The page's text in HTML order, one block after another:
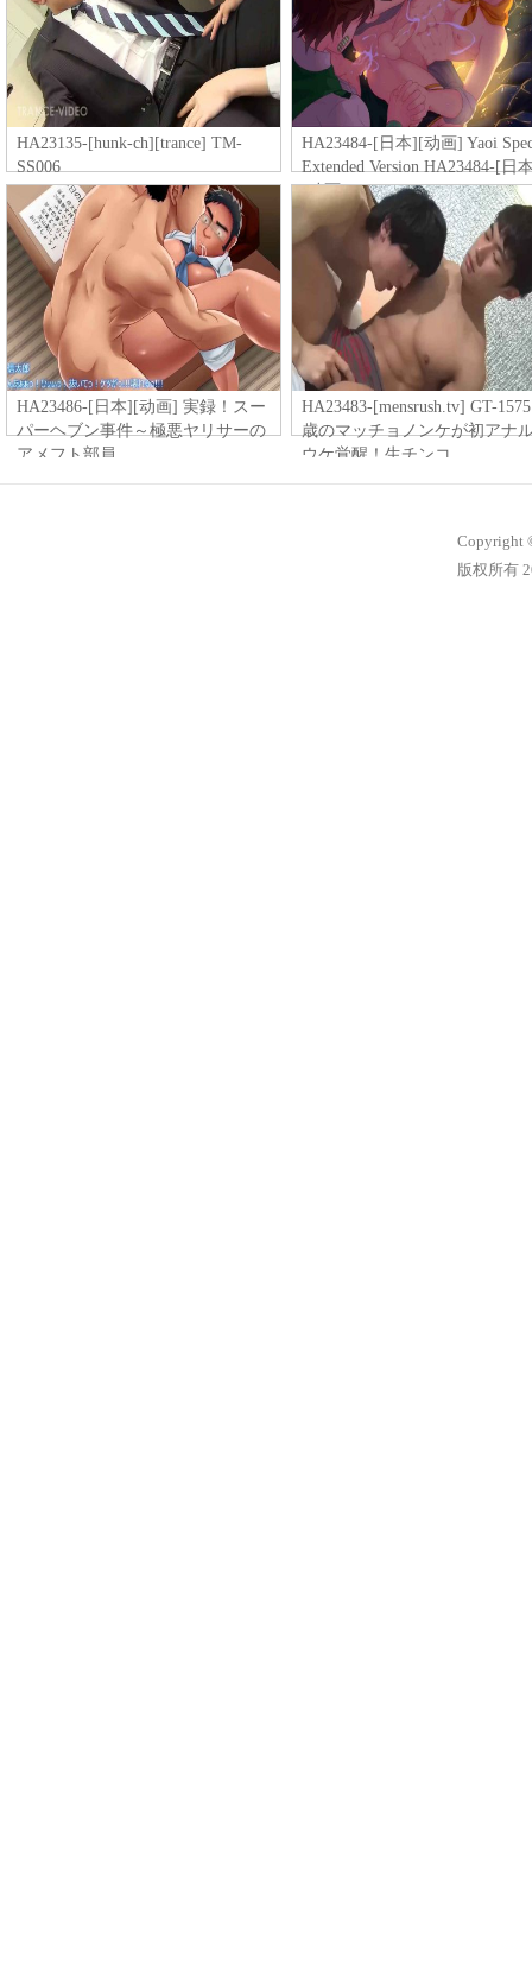
HA23135-[hunk-ch][trance] TM-
SS006
HA23484-[日本][动画] Yaoi
Extended Version HA23484-[日
[动画] Yaoi Special Extended
HA23486-[日本][动画] 実録！スー
パーヘブン事件～極悪ヤリサーの
アメフト部員
HA23483-[mensrush.tv] GT-
歳のマッチョノンケが初アナ
ウケ覚醒！生チンコ
Copyright
版权所有